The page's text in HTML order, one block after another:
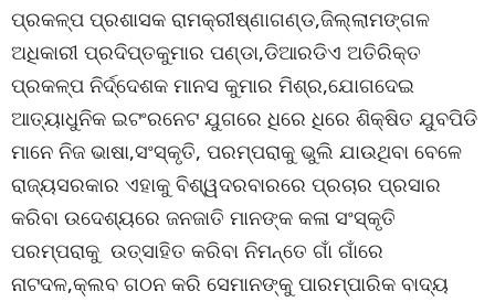
ପ୍ରକଳ୍ପ ପ୍ରଶାସକ ରାମକ୍ରୀଷ୍ଣାଗଣ୍ଡ,ଜିଲ୍ଲାମଙ୍ଗଳ
ଅଧିକାରୀ ପ୍ରଦିପ୍ତକୁମାର ପଣ୍ଡା,ଡିଆରଡିଏ ଅତିରିକ୍ତ
ପ୍ରକଳ୍ପ ନିର୍ଦ୍ଦେଶକ ମାନସ କୁମାର ମିଶ୍ର,ଯୋଗଦେଇ
ଆତ୍ୟାଧୁନିକ ଇଟଂରନେଟ ଯୁଗରେ ଧିରେ ଧିରେ ଶିକ୍ଷିତ ଯୁବପିଡି
ମାନେ ନିଜ ଭାଷା,ସଂସ୍କୃତି, ପରମ୍ପରାକୁ ଭୁଲି ଯାଉଥିବା ବେଳେ
ରାଜ୍ୟସରକାର ଏହାକୁ ବିଶ୍ୱଦରବାରରେ ପ୍ରଚାର ପ୍ରସାର
କରିବା ଉଦେଶ୍ୟରେ ଜନଜାତି ମାନଙ୍କ କଳା ସଂସ୍କୃତି
ପରମ୍ପରାକୁ ଉତ୍ସାହିତ କରିବା ନିମନ୍ତେ ଗାଁ ଗାଁରେ
ନାଟଦଳ,କ୍ଲବ ଗଠନ କରି ସେମାନଙ୍କୁ ପାରମ୍ପାରିକ ବାଦ୍ୟ